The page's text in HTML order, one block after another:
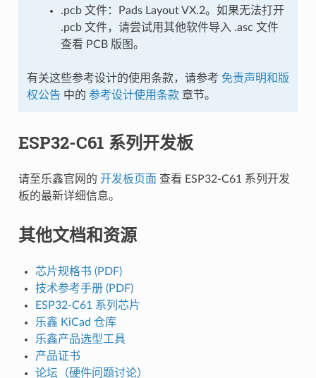
.pcb 文件：Pads Layout VX.2。如果无法打开
.pcb 文件，请尝试用其他软件导入 .asc 文件
查看 PCB 版图。
有关这些参考设计的使用条款，请参考 免责声明和版
权公告 中的 参考设计使用条款 章节。
ESP32-C61 系列开发板
请至乐鑫官网的 开发板页面 查看 ESP32-C61 系列开发
板的最新详细信息。
其他文档和资源
芯片规格书 (PDF)
技术参考手册 (PDF)
ESP32-C61 系列芯片
乐鑫 KiCad 仓库
乐鑫产品选型工具
产品证书
论坛（硬件问题讨论）